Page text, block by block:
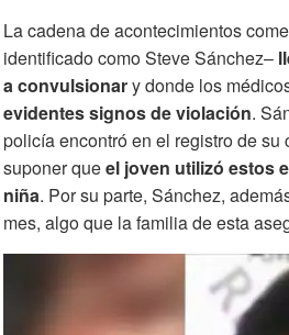
La cadena de acontecimientos
identificado como Steve Sánchez–
a convulsionary donde los
evidentes signos de violación.
policía encontró en el registro de su
suponer queel joven utilizó estos
niña. Por su parte, Sánchez,
mes, algo que la familia de esta